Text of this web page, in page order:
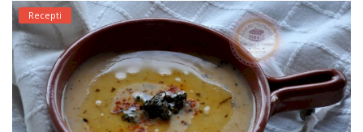
Home
Novosti
TV Serije
Filmovi
Recepti